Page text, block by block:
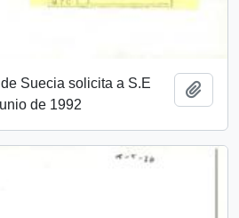
Suecia solicita a S.E
de 1992